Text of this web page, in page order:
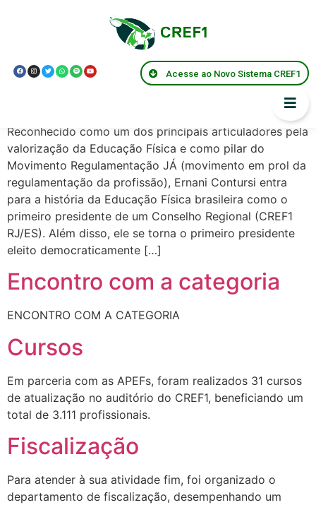
Acesse ao Novo Sistema CREF1
Presidentes:Ernani
Contursi
Reconhecido como um dos principais articuladores pela
valorização da Educação Física e como pilar do
Movimento Regulamentação JÁ (movimento em prol da
regulamentação da profissão), Ernani Contursi entra
para a história da Educação Física brasileira como o
primeiro presidente de um Conselho Regional (CREF1
RJ/ES). Além disso, ele se torna o primeiro presidente
eleito democraticamente […]
Encontro com a categoria
ENCONTRO COM A CATEGORIA
Cursos
Em parceria com as APEFs, foram realizados 31 cursos
de atualização no auditório do CREF1, beneficiando um
total de 3.111 profissionais.
Fiscalização
Para atender à sua atividade fim, foi organizado o
departamento de fiscalização, desempenhando um